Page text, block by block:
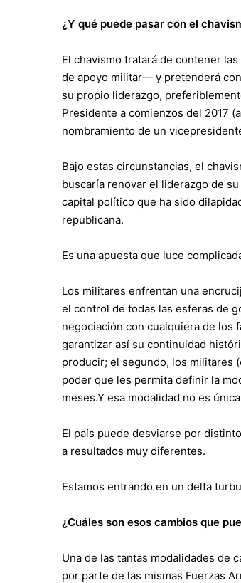
¿Y qué puede pasar con el
El chavismo tratará de contener
de apoyo militar— y pretenderá
su propio liderazgo,
Presidente a comienzos del 2017
nombramiento de un
Bajo estas circunstancias, el
buscaría renovar el liderazgo de
capital político que ha sido
republicana.
Es una apuesta que luce
Los militares enfrentan una
el control de todas las esferas de
negociación con cualquiera de los
garantizar así su continuidad
producir; el segundo, los militares
poder que les permita definir la
meses.Y esa modalidad no es
El país puede desviarse por
a resultados muy diferentes.
Estamos entrando en un delta
¿Cuáles son esos cambios que
Una de las tantas modalidades de
por parte de las mismas Fuerzas